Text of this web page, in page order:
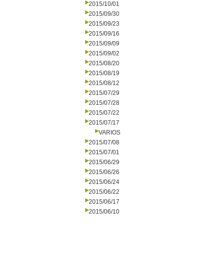
2015/10/01
2015/09/30
2015/09/23
2015/09/16
2015/09/09
2015/09/02
2015/08/20
2015/08/19
2015/08/12
2015/07/29
2015/07/28
2015/07/22
2015/07/17
VARIOS
2015/07/08
2015/07/01
2015/06/29
2015/06/26
2015/06/24
2015/06/22
2015/06/17
2015/06/10